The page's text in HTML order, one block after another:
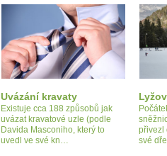
Uvázání kravaty
Existuje cca 188 způsobů jak
uvázat kravatové uzle (podle
Davida Masconiho, který to
uvedl ve své kn…
přivezl
své